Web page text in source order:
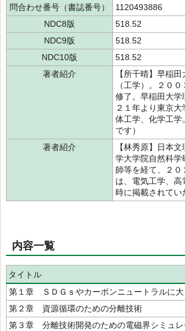
問合わせ番号（書誌番号）
1120493886
NDC8版
518.52
NDC9版
518.52
NDC10版
518.52
著者紹介
【所千晴】早稲
（工学）。２０
修了。早稲田大学
２１年より東京
体工学、化学工学
です）
著者紹介
【林秀原】日本
学大学院自然科学
師等を経て、２
は、電気工学、
時に掲載されてい
内容一覧
タイトル
第１章 ＳＤＧｓやカーボンニュートラルに
第２章 資源循環のための分離技術
第３章 分離技術開発のための電磁界シミュレ